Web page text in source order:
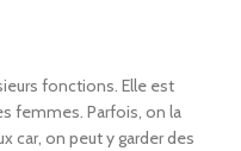
fonctions. Elle est
femmes. Parfois, on la
car, on peut y garder des